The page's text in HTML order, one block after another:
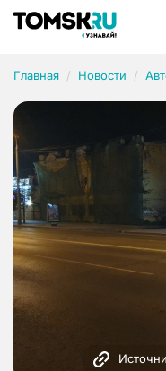
Главная Новости